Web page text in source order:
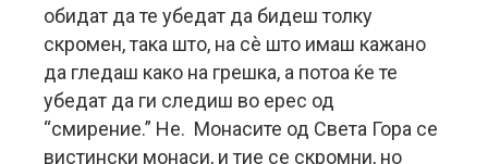
обидат да те убедат да бидеш толку
скромен, така што, на сè што имаш кажано
да гледаш како на грешка, а потоа ќе те
убедат да ги следиш во ерес од
“смирение.” Не. Монасите од Света Гора се
вистински монаси, и тие се скромни, но